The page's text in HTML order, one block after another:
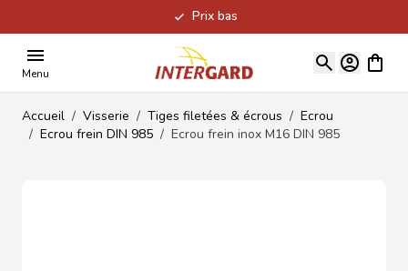
Prix bas
Menu
Voir
Accueil / Visserie / Tiges filetées & écrous / Ecrou
/ Ecrou frein DIN 985 / Ecrou frein inox M16 DIN 985